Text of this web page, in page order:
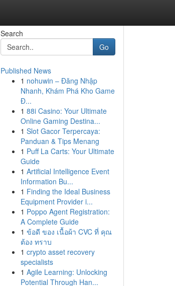
Search
Go
Published News
1 nohuwin – Đăng Nhập
Nhanh, Khám Phá Kho Game
Đ...
1 88i Casino: Your Ultimate
Online Gaming Destina...
1 Slot Gacor Terpercaya:
Panduan & Tips Menang
1 Puff La Carts: Your Ultimate
Guide
1 Artificial Intelligence Event
Information Bu...
1 Finding the Ideal Business
Equipment Provider i...
1 Poppo Agent Registration:
A Complete Guide
1 ข้อดี ของ เนื้อผ้า CVC ที่ คุณ
ต้อง ทราบ
1 crypto asset recovery
specialists
1 Agile Learning: Unlocking
Potential Through Han...